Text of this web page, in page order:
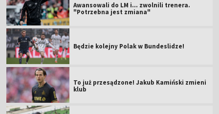
Awansowali do LM i... zwolnili trenera.
"Potrzebna jest zmiana"
Będzie kolejny Polak w Bundeslidze!
To już przesądzone! Jakub Kamiński zmieni
klub